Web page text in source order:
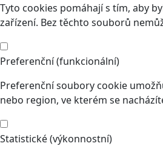
Tyto cookies pomáhají s tím, aby
zařízení. Bez těchto souborů
Preferenční (funkcionální)
Preferenční soubory cookie
nebo region, ve kterém se
Statistické (výkonnostní)